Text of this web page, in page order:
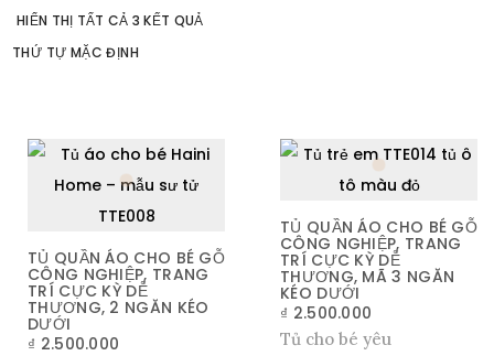
HIỂN THỊ TẤT CẢ 3 KẾT QUẢ
TỦ QUẦN ÁO CHO BÉ GỖ
CÔNG NGHIỆP, TRANG
TRÍ CỰC KỲ DỄ
THƯƠNG, 2 NGĂN KÉO
DƯỚI
₫ 2.500.000
TỦ QUẦN ÁO CHO BÉ GỖ
CÔNG NGHIỆP, TRANG
TRÍ CỰC KỲ DỄ
THƯƠNG, MÃ 3 NGĂN
KÉO DƯỚI
₫ 2.500.000
Tủ cho bé yêu